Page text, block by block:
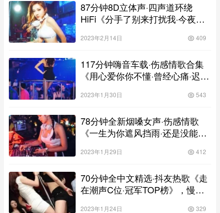
87分钟8D立体声·四声道环绕
HiFi《分手了别来打扰我·今夜你
靓碟
2023年2月14日 409
117分钟嗨音车载·伤感情歌合集
《用心爱你你不懂·曾经心痛·迟来
你》，慢歌连版高清靓碟
2023年1月30日 543
78分钟全新烟嗓女声·伤感情歌
《一生为你遮风挡雨·还是没能和
2023年1月29日 412
70分钟全中文精选·抖友热歌《走
在潮声C位·冠军TOP榜》，慢歌
2023年1月24日 329